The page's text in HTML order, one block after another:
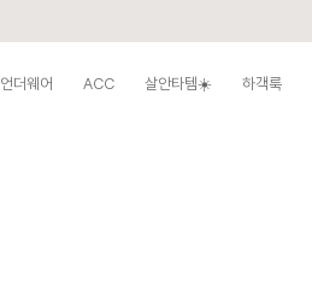
언더웨어 ACC 살안타템☀️ 하객룩